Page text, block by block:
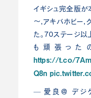
イギシュ完全版が
～,アキバホビー,
た。70ステージ以
も頑張った
https://t.co/
Q8n
— 愛良＠ デジ